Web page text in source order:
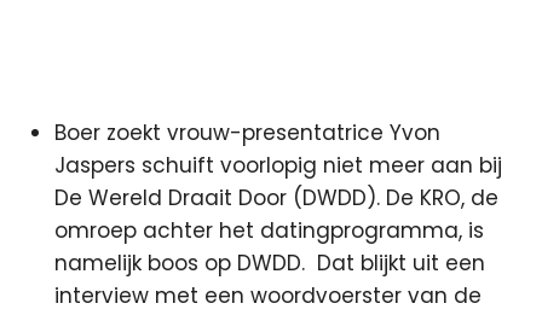
Boer zoekt vrouw-presentatrice Yvon
Jaspers schuift voorlopig niet meer aan bij
De Wereld Draait Door (DWDD). De KRO, de
omroep achter het datingprogramma, is
namelijk boos op DWDD. Dat blijkt uit een
interview met een woordvoerster van de